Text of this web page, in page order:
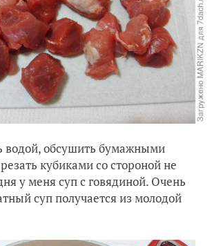
водой, обсушить бумажными
кубиками со стороной не
у меня суп с говядиной. Очень
суп получается из молодой